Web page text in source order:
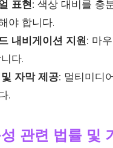
표현: 색상 대비를 충
야 합니다.
내비게이션 지원: 마
다.
자막 제공: 멀티미디
.
관련 법률 및